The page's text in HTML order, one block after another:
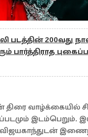
படத்தின் 200வது
பார்த்திராத
திரை வாழ்க்கையில்
இடம்பெறும்.
விஜயகாந்துடன்